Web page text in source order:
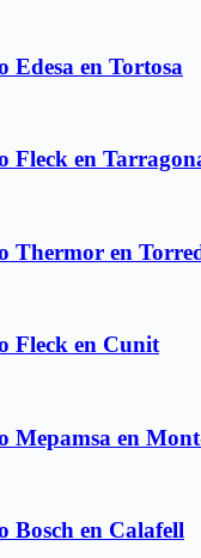
Edesa en Tortosa
Fleck en
Thermor en
Fleck en Cunit
Mepamsa en
Bosch en Calafell